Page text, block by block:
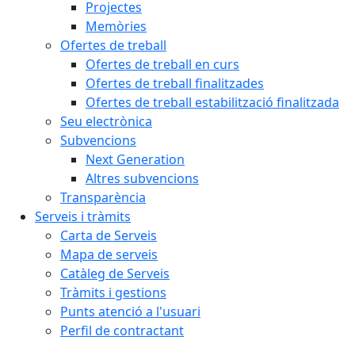
Projectes
Memòries
Ofertes de treball
Ofertes de treball en curs
Ofertes de treball finalitzades
Ofertes de treball estabilització finalitzada
Seu electrònica
Subvencions
Next Generation
Altres subvencions
Transparència
Serveis i tràmits
Carta de Serveis
Mapa de serveis
Catàleg de Serveis
Tràmits i gestions
Punts atenció a l'usuari
Perfil de contractant